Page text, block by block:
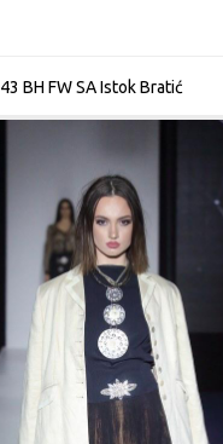
43 BH FW SA Istok Bratić